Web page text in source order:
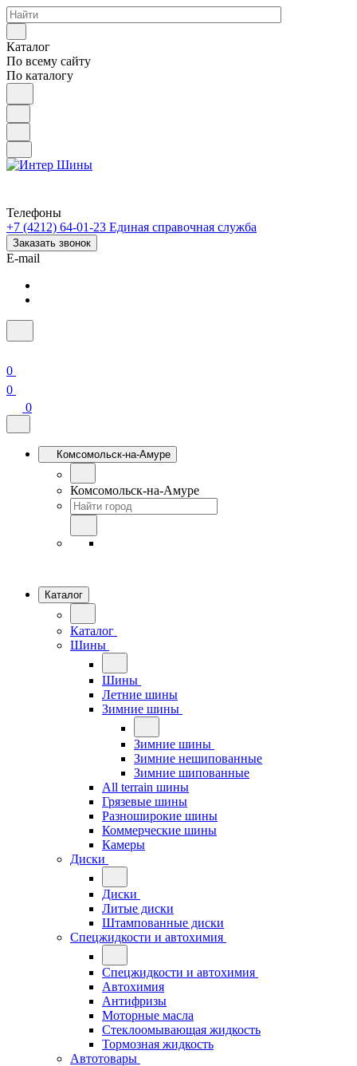
Каталог
По всему сайту
По каталогу
Телефоны
+7 (4212) 64-01-23 Единая справочная служба
Заказать звонок
E-mail
0
0
0
Комсомольск-на-Амуре
Комсомольск-на-Амуре
Каталог
Каталог
Шины
Шины
Летние шины
Зимние шины
Зимние шины
Зимние нешипованные
Зимние шипованные
All terrain шины
Грязевые шины
Разноширокие шины
Коммерческие шины
Камеры
Диски
Диски
Литые диски
Штампованные диски
Спецжидкости и автохимия
Спецжидкости и автохимия
Автохимия
Антифризы
Моторные масла
Стеклоомывающая жидкость
Тормозная жидкость
Автотовары